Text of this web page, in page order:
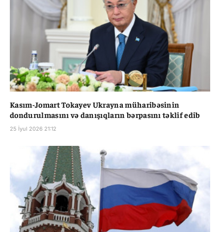
Kasım-Jomart Tokayev Ukrayna müharibəsinin
dondurulmasını və danışıqların bərpasını təklif edib
25 İyul 2026 21:12